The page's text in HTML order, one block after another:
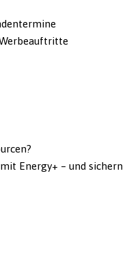
Energy+ – und sichern